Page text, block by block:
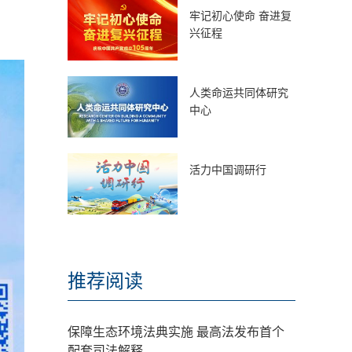
牢记初心使命 奋进复
兴征程
人类命运共同体研究
中心
活力中国调研行
推荐阅读
保障生态环境法典实施 最高法发布首个